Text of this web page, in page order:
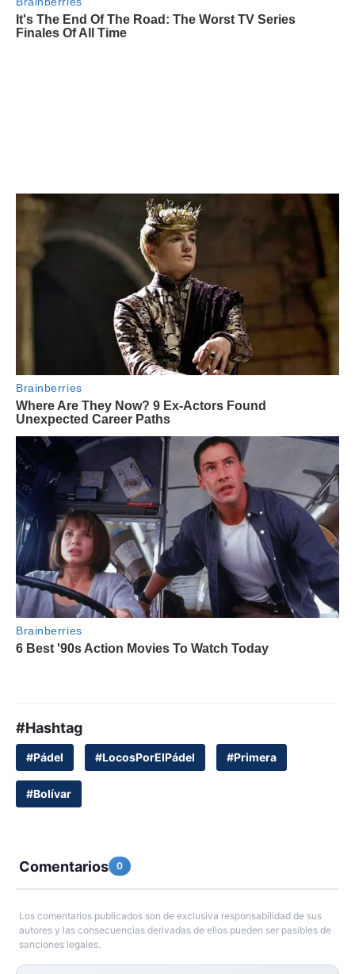
#Hashtag
#Pádel #LocosPorElPádel #Primera
#Bolívar
Comentarios 0
Los comentarios publicados son de exclusiva responsabilidad de sus
autores y las consecuencias derivadas de ellos pueden ser pasibles de
sanciones legales.